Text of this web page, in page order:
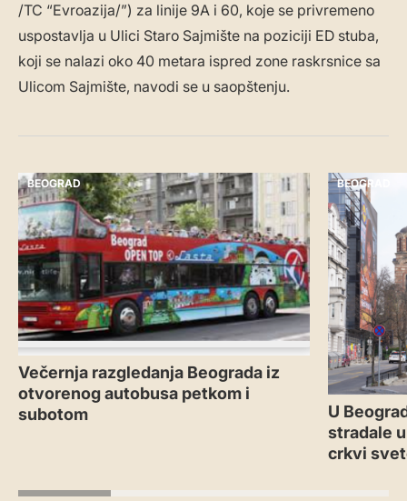
/TC “Evroazija/”) za linije 9A i 60, koje se privremeno
uspostavlja u Ulici Staro Sajmište na poziciji ED stuba,
koji se nalazi oko 40 metara ispred zone raskrsnice sa
Ulicom Sajmište, navodi se u saopštenju.
BEOGRAD
Večernja razgledanja Beograda iz
otvorenog autobusa petkom i
subotom
BEOGRAD
U
stradale
crkvi